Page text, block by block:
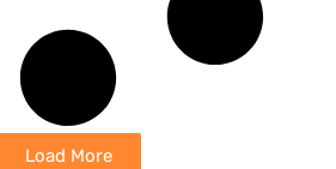
Load More